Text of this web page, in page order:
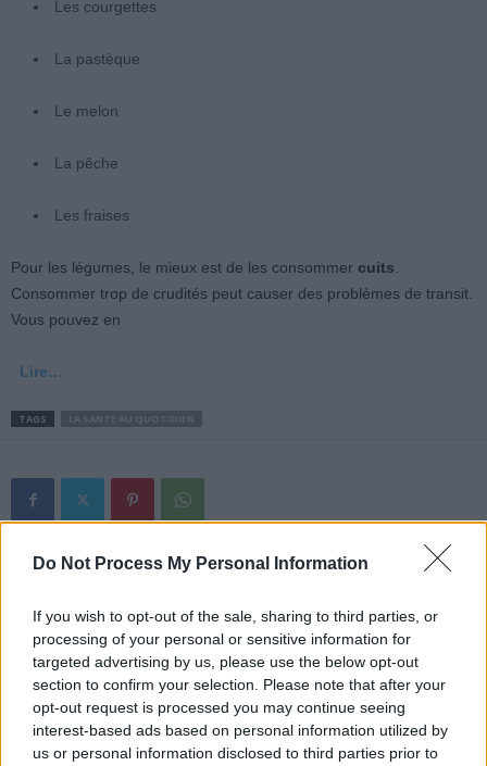
Do Not Process My Personal Information
If you wish to opt-out of the sale, sharing to third parties, or
processing of your personal or sensitive information for
targeted advertising by us, please use the below opt-out
section to confirm your selection. Please note that after your
opt-out request is processed you may continue seeing
interest-based ads based on personal information utilized by
us or personal information disclosed to third parties prior to
Les courgettes
La pastèque
Le melon
La pêche
Les fraises
Pour les légumes, le mieux est de les consommer cuits.
Consommer trop de crudités peut causer des problèmes de transit.
Vous pouvez en
Lire…
TAGS
Article précédent
nouveau symptôme qui
provoque des troubles du
sommeil ?
Article suivant
ouverture d’un
vaccinodrome à Paris